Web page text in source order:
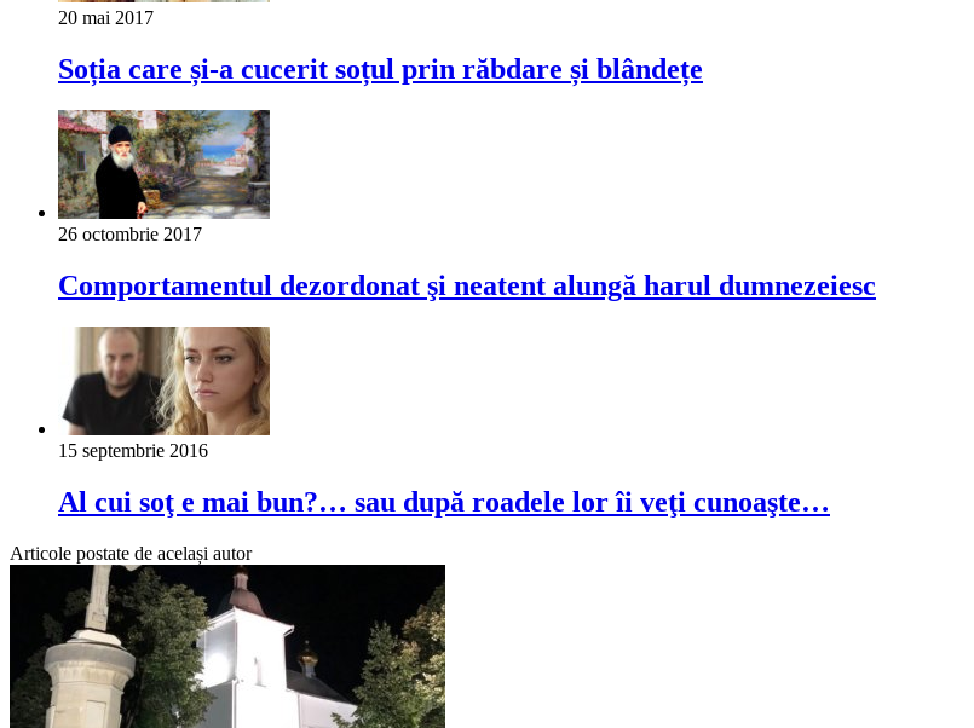
20 mai 2017
Soția care și-a cucerit soțul prin răbdare și blândețe
26 octombrie 2017
Comportamentul dezordonat şi neatent alungă harul dumnezeiesc
15 septembrie 2016
Al cui soţ e mai bun?… sau după roadele lor îi veţi cunoaşte…
Articole postate de același autor